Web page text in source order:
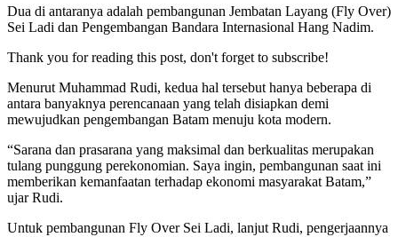
Dua di antaranya adalah pembangunan Jembatan Layang (Fly Over)
Sei Ladi dan Pengembangan Bandara Internasional Hang Nadim.
Thank you for reading this post, don't forget to subscribe!
Menurut Muhammad Rudi, kedua hal tersebut hanya beberapa di
antara banyaknya perencanaan yang telah disiapkan demi
mewujudkan pengembangan Batam menuju kota modern.
“Sarana dan prasarana yang maksimal dan berkualitas merupakan
tulang punggung perekonomian. Saya ingin, pembangunan saat ini
memberikan kemanfaatan terhadap ekonomi masyarakat Batam,”
ujar Rudi.
Untuk pembangunan Fly Over Sei Ladi, lanjut Rudi, pengerjaannya